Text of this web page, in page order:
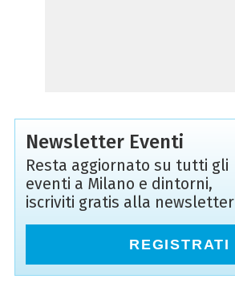
Newsletter Eventi
Resta aggiornato su tutti gli
eventi a Milano e dintorni,
iscriviti gratis alla newsletter
REGISTRATI